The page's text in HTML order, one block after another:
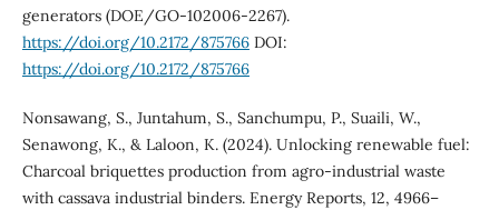
generators (DOE/GO-102006-2267).
https://doi.org/10.2172/875766DOI:
https://doi.org/10.2172/875766
Nonsawang, S., Juntahum, S., Sanchumpu, P., Suaili, W.,
Senawong, K., & Laloon, K. (2024). Unlocking renewable fuel:
Charcoal briquettes production from agro-industrial waste
with cassava industrial binders. Energy Reports, 12, 4966–